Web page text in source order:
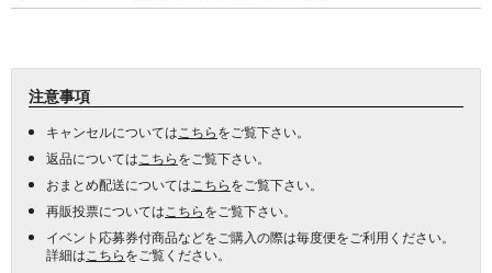
注意事項
キャンセルについては こちらをご覧下さい。
返品については こちらをご覧下さい。
おまとめ配送については こちらをご覧下さい。
再販投票については こちらをご覧下さい。
イベント応募券付商品などをご購入の際は毎度便をご利用ください。
詳細は こちらをご覧ください。